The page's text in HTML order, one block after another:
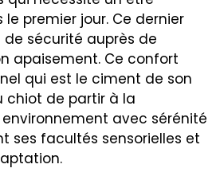
premier jour. Ce dernier
sécurité auprès de
apaisement. Ce confort
qui est le ciment de son
chiot de partir à la
avec sérénité
ses facultés sensorielles et